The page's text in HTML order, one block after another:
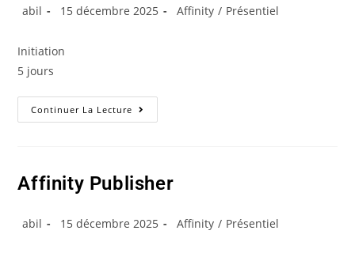
abil 15 décembre 2025 Affinity / Présentiel
Initiation
5 jours
Continuer La Lecture
Affinity Publisher
abil 15 décembre 2025 Affinity / Présentiel